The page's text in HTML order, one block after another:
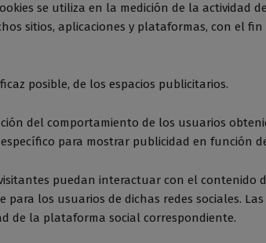
se utiliza en la medición de la actividad
sitios, aplicaciones y plataformas, con el
posible, de los espacios publicitarios.
del comportamiento de los usuarios
para mostrar publicidad en función
puedan interactuar con el contenido
los usuarios de dichas redes sociales.
de la plataforma social correspondiente.